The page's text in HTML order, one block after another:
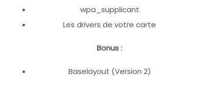
wpa_supplicant
Les drivers de votre carte
Bonus :
Baselayout (Version 2)